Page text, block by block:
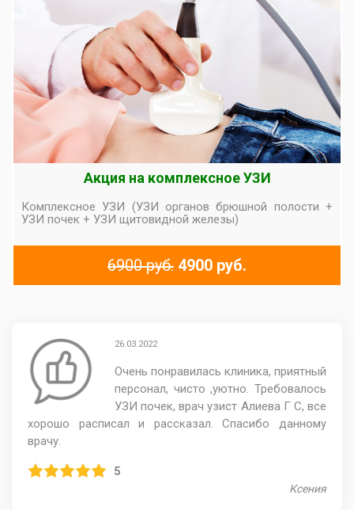
Акция на комплексное УЗИ
Комплексное УЗИ (УЗИ органов брюшной полости +
УЗИ почек + УЗИ щитовидной железы)
6900 руб. 4900 руб.
26.03.2022
Очень понравилась клиника, приятный
персонал, чисто ,уютно. Требовалось
УЗИ почек, врач узист Алиева Г С, все
хорошо расписал и рассказал. Спасибо данному
врачу.
5
Ксения